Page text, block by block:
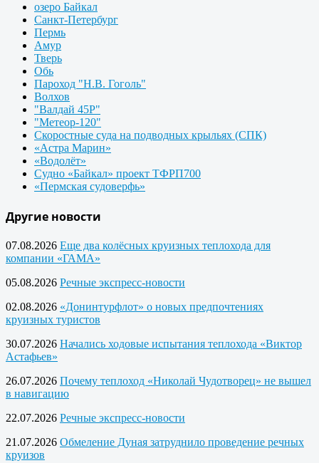
озеро Байкал
Санкт-Петербург
Пермь
Амур
Тверь
Обь
Пароход "Н.В. Гоголь"
Волхов
"Валдай 45Р"
"Метеор-120"
Скоростные суда на подводных крыльях (СПК)
«Астра Марин»
«Водолёт»
Судно «Байкал» проект ТФРП700
«Пермская судоверфь»
Другие новости
07.08.2026 Еще два колёсных круизных теплохода для
компании «ГАМА»
05.08.2026 Речные экспресс-новости
02.08.2026 «Донинтурфлот» о новых предпочтениях
круизных туристов
30.07.2026 Начались ходовые испытания теплохода «Виктор
Астафьев»
26.07.2026 Почему теплоход «Николай Чудотворец» не вышел
в навигацию
22.07.2026 Речные экспресс-новости
21.07.2026 Обмеление Дуная затруднило проведение речных
круизов